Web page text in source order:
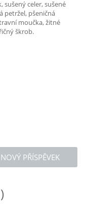
celer, sušené
petržel, pšeničná
moučka, žitné
škrob.
NOVÝ PŘÍSPĚVEK